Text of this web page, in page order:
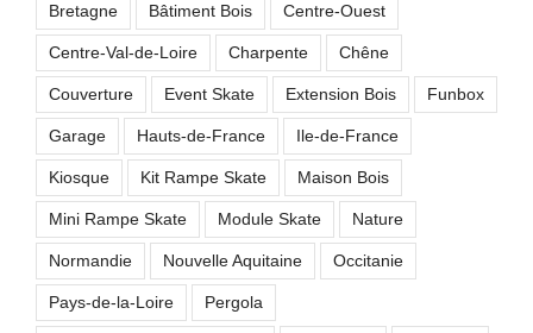
Bretagne Bâtiment Bois Centre-Ouest
Centre-Val-de-Loire Charpente Chêne
Couverture Event Skate Extension Bois Funbox
Garage Hauts-de-France Ile-de-France
Kiosque Kit Rampe Skate Maison Bois
Mini Rampe Skate Module Skate Nature
Normandie Nouvelle Aquitaine Occitanie
Pays-de-la-Loire Pergola